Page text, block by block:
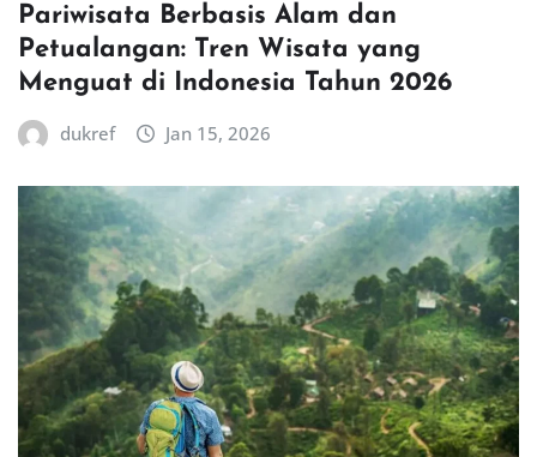
Pariwisata Berbasis Alam dan
Petualangan: Tren Wisata yang
Menguat di Indonesia Tahun 2026
dukref Jan 15, 2026